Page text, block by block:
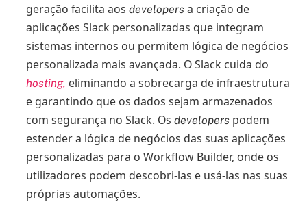
geração facilita aos developers a criação de
aplicações Slack personalizadas que integram
sistemas internos ou permitem lógica de negócios
personalizada mais avançada. O Slack cuida do
hosting, eliminando a sobrecarga de infraestrutura
e garantindo que os dados sejam armazenados
com segurança no Slack. Os developers podem
estender a lógica de negócios das suas aplicações
personalizadas para o Workflow Builder, onde os
utilizadores podem descobri-las e usá-las nas suas
próprias automações.